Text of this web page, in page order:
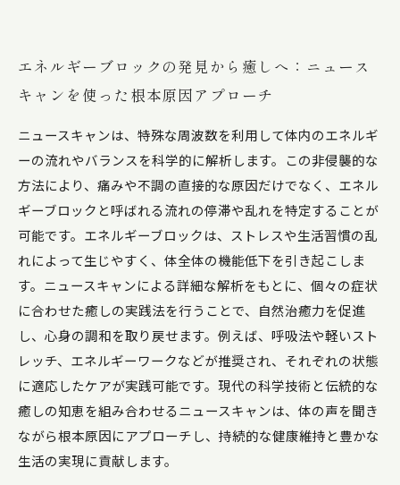
エネルギーブロックの発見から癒しへ：ニュース
キャンを使った根本原因アプローチ
ニュースキャンは、特殊な周波数を利用して体内のエネルギ
ーの流れやバランスを科学的に解析します。この非侵襲的な
方法により、痛みや不調の直接的な原因だけでなく、エネル
ギーブロックと呼ばれる流れの停滞や乱れを特定することが
可能です。エネルギーブロックは、ストレスや生活習慣の乱
れによって生じやすく、体全体の機能低下を引き起こしま
す。ニュースキャンによる詳細な解析をもとに、個々の症状
に合わせた癒しの実践法を行うことで、自然治癒力を促進
し、心身の調和を取り戻せます。例えば、呼吸法や軽いスト
レッチ、エネルギーワークなどが推奨され、それぞれの状態
に適応したケアが実践可能です。現代の科学技術と伝統的な
癒しの知恵を組み合わせるニュースキャンは、体の声を聞き
ながら根本原因にアプローチし、持続的な健康維持と豊かな
生活の実現に貢献します。